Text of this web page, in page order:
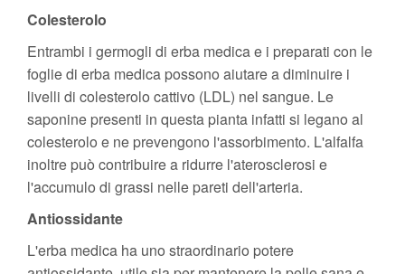
Colesterolo
Entrambi i germogli di erba medica e i preparati con le
foglie di erba medica possono aiutare a diminuire i
livelli di colesterolo cattivo (LDL) nel sangue. Le
saponine presenti in questa pianta infatti si legano al
colesterolo e ne prevengono l'assorbimento. L'alfalfa
inoltre può contribuire a ridurre l'aterosclerosi e
l'accumulo di grassi nelle pareti dell'arteria.
Antiossidante
L'erba medica ha uno straordinario potere